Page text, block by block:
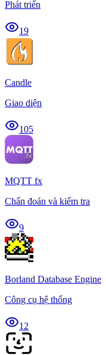
Phát triển
19
Candle
Giao diện
105
MQTT fx
Chẩn đoán và kiểm tra
9
Borland Database Engine
Công cụ hệ thống
12